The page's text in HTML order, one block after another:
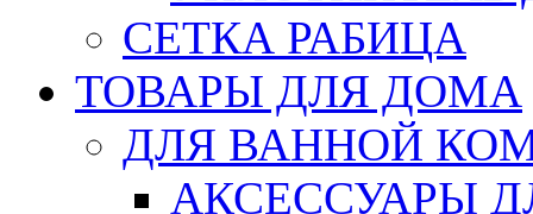
СЕТКА РАБИЦА
ТОВАРЫ ДЛЯ ДОМА
ДЛЯ ВАННОЙ
АКСЕССУАРЫ